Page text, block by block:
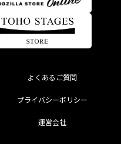
よくあるご質問
プライバシーポリシー
運営会社